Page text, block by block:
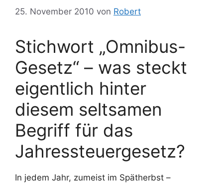
25. November 2010 von Robert
Stichwort „Omnibus-
Gesetz“ – was steckt
eigentlich hinter
diesem seltsamen
Begriff für das
Jahressteuergesetz?
In jedem Jahr, zumeist im Spätherbst –